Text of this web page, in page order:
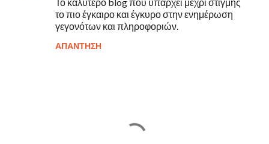
το πιο έγκαιρο και έγκυρο στην ενημέρωση
γεγονότων και πληροφοριών.
ΑΠΆΝΤΗΣΗ